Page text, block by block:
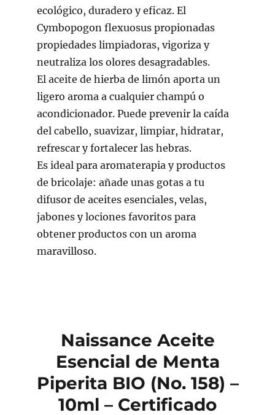
ecológico, duradero y eficaz. El
Cymbopogon flexuosus propionadas
propiedades limpiadoras, vigoriza y
neutraliza los olores desagradables.
El aceite de hierba de limón aporta un
ligero aroma a cualquier champú o
acondicionador. Puede prevenir la caída
del cabello, suavizar, limpiar, hidratar,
refrescar y fortalecer las hebras.
Es ideal para aromaterapia y productos
de bricolaje: añade unas gotas a tu
difusor de aceites esenciales, velas,
jabones y lociones favoritos para
obtener productos con un aroma
maravilloso.
Naissance Aceite
Esencial de Menta
Piperita BIO (No. 158) –
10ml – Certificado